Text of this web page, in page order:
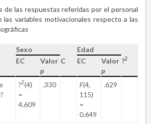
de las respuestas referidas por el personal
las variables motivacionales respecto a las
Sexo
Edad
EC
Valor
p
C EC
Valor
p
?2
?2(4)
=
4.609
.330 F(4,
115)
=
0.649
.629